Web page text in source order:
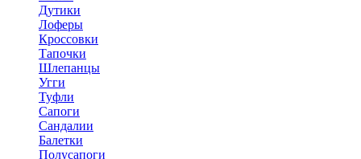
Дутики
Лоферы
Кроссовки
Тапочки
Шлепанцы
Угги
Туфли
Сапоги
Сандалии
Балетки
Полусапоги